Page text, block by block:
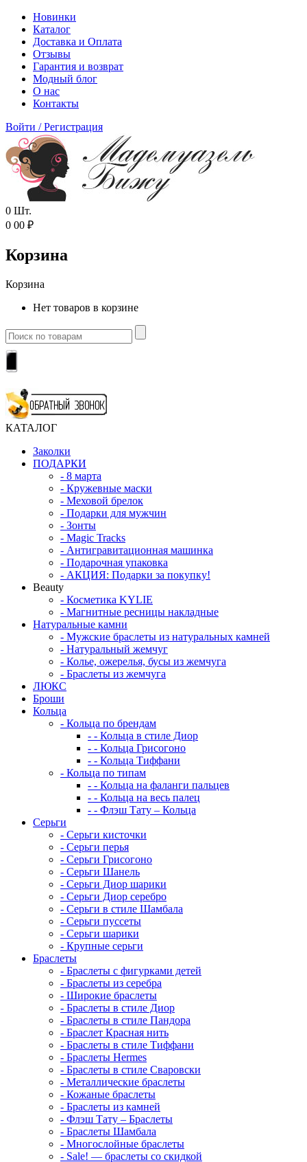
Новинки
Каталог
Доставка и Оплата
Отзывы
Гарантия и возврат
Модный блог
О нас
Контакты
Войти /Регистрация
0 Шт.
0 00 ₽
Корзина
Корзина
Нет товаров в корзине
КАТАЛОГ
Заколки
ПОДАРКИ
- 8 марта
- Кружевные маски
- Меховой брелок
- Подарки для мужчин
- Зонты
- Magic Tracks
- Антигравитационная машинка
- Подарочная упаковка
- АКЦИЯ: Подарки за покупку!
Beauty
- Косметика KYLIE
- Магнитные ресницы накладные
Натуральные камни
- Мужские браслеты из натуральных камней
- Натуральный жемчуг
- Колье, ожерелья, бусы из жемчуга
- Браслеты из жемчуга
ЛЮКС
Броши
Кольца
- Кольца по брендам
- - Кольца в стиле Диор
- - Кольца Грисогоно
- - Кольца Тиффани
- Кольца по типам
- - Кольца на фаланги пальцев
- - Кольца на весь палец
- - Флэш Тату – Кольца
Серьги
- Серьги кисточки
- Серьги перья
- Серьги Грисогоно
- Серьги Шанель
- Серьги Диор шарики
- Серьги Диор серебро
- Серьги в стиле Шамбала
- Серьги пуссеты
- Серьги шарики
- Крупные серьги
Браслеты
- Браслеты с фигурками детей
- Браслеты из серебра
- Широкие браслеты
- Браслеты в стиле Диор
- Браслеты в стиле Пандора
- Браслет Красная нить
- Браслеты в стиле Тиффани
- Браслеты Hermes
- Браслеты в стиле Сваровски
- Металлические браслеты
- Кожаные браслеты
- Браслеты из камней
- Флэш Тату – Браслеты
- Браслеты Шамбала
- Многослойные браслеты
- Sale! — браслеты со скидкой